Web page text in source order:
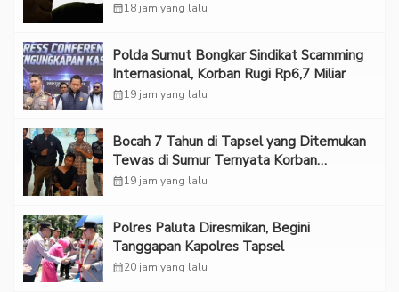
calendar_month18 jam yang lalu
Polda Sumut Bongkar Sindikat Scamming
Internasional, Korban Rugi Rp6,7 Miliar
calendar_month19 jam yang lalu
Bocah 7 Tahun di Tapsel yang Ditemukan
Tewas di Sumur Ternyata Korban
Kekerasan Seksual
calendar_month19 jam yang lalu
Polres Paluta Diresmikan, Begini
Tanggapan Kapolres Tapsel
calendar_month20 jam yang lalu